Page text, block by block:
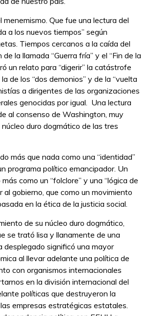
menemismo. Que fue una lectura del
a los nuevos tiempos” según
Tiempos cercanos a la caída del
la llamada “Guerra fría” y el “Fin de la
un relato para “digerir” la catástrofe
de los “dos demonios” y de la “vuelta
a dirigentes de las organizaciones
genocidas por igual. Una lectura
al consenso de Washington, muy
duro dogmático de las tres
más que nada como una “identidad”
programa político emancipador. Un
como un “folclore” y una “lógica de
al gobierno, que como un movimiento
en la ética de la justicia social.
de su núcleo duro dogmático,
se trató lisa y llanamente de una
desplegado significó una mayor
al llevar adelante una política de
con organismos internacionales
en la división internacional del
políticas que destruyeron la
empresas estratégicas estatales.